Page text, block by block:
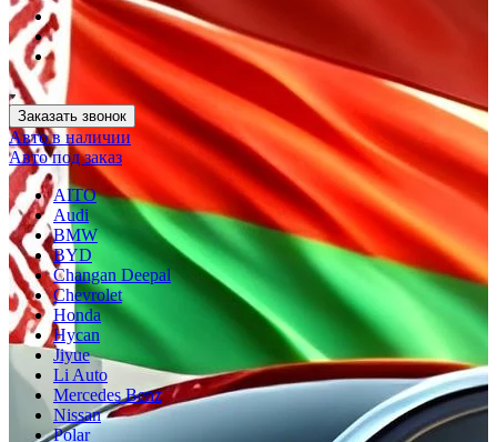
Заказать звонок
Авто в наличии
Авто под заказ
AITO
Audi
BMW
BYD
Changan Deepal
Chevrolet
Honda
Hycan
Jiyue
Li Auto
Mercedes Benz
Nissan
Polar